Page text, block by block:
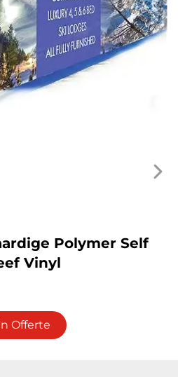
Polymer Self
Vinyl
Offerte